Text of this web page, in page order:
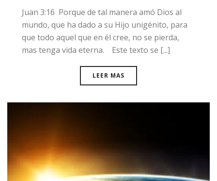
​Juan 3:16 Porque de tal manera amó Dios al
mundo, que ha dado a su Hijo unigénito, para
que todo aquel que en él cree, no se pierda,
mas tenga vida eterna. Este texto se [...]
LEER MAS